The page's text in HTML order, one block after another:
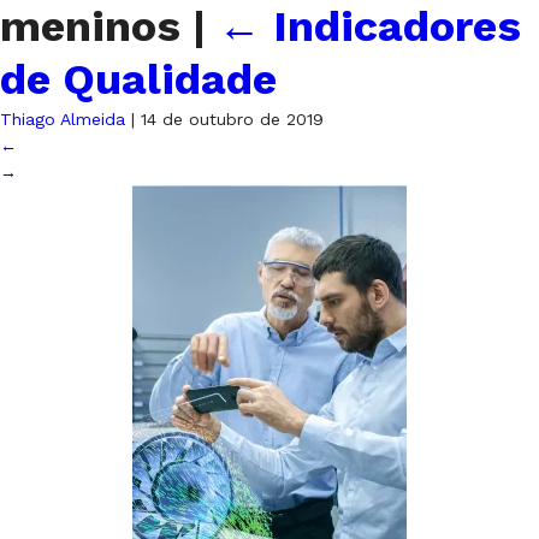
meninos | ← Indicadores
de Qualidade
Thiago Almeida | 14 de outubro de 2019
←
→